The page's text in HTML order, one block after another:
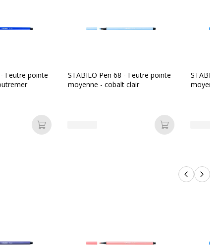
Feutre pointe
Ajouter au panier
STABILO Pen 68 - Feutre pointe
moyenne - cobalt clair
Ajouter au
Produits